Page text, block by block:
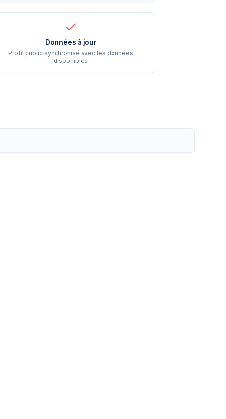
Données à jour
Profil public synchronisé avec les données
disponibles